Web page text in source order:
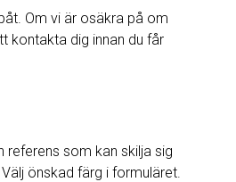
Om vi ​​är osäkra på om
kontakta dig innan du får
referens som kan skilja sig
önskad färg i formuläret.